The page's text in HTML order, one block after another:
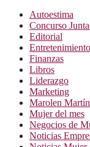
Autoestima
Concurso
Editorial
Entretenimiento
Finanzas
Libros
Liderazgo
Marketing
Marolen
Mujer del mes
Negocios de
Noticias